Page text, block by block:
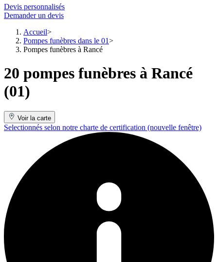
Devis personnalisés
Demander un devis
Accueil
Pompes funèbres dans le 01
Pompes funèbres à Rancé
20 pompes funèbres à Rancé
(01)
Voir la carte
Selectionnés selon notre charte de certification (nouvelle fenêtre)